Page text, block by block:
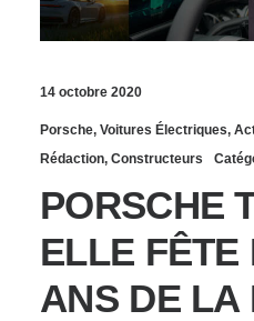
14 octobre 2020
Porsche, Voitures Électriques,
Rédaction, Constructeurs
PORSCHE
ELLE FÊTE
ANS DE LA